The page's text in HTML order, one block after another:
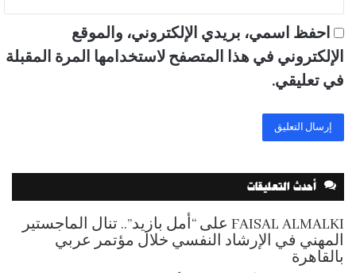
احفظ اسمي، بريدي الإلكتروني، والموقع
الإلكتروني في هذا المتصفح لاستخدامها المرة المقبلة
في تعليقي.
أحدث التعليقات
FAISAL ALMALKI على “أمل بازيد”.. تنال الماجستير
المهني في الإرشاد النفسي خلال مؤتمر عربي
بالقاهرة